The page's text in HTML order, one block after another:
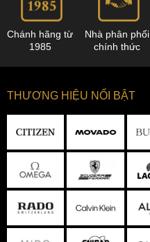
Chánh hãng từ
1985
Nhà phân phối
chính thức
THƯƠNG HIỆU NỔI BẬT